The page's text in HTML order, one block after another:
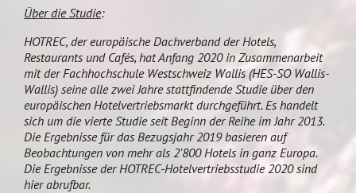
Über die Studie:
HOTREC, der europäische Dachverband der Hotels,
Restaurants und Cafés, hat Anfang 2020 in Zusammenarbeit
mit der Fachhochschule Westschweiz Wallis (HES-SO Wallis-
Wallis) seine alle zwei Jahre stattfindende Studie über den
europäischen Hotelvertriebsmarkt durchgeführt. Es handelt
sich um die vierte Studie seit Beginn der Reihe im Jahr 2013.
Die Ergebnisse für das Bezugsjahr 2019 basieren auf
Beobachtungen von mehr als 2'800 Hotels in ganz Europa.
Die Ergebnisse der HOTREC-Hotelvertriebsstudie 2020 sind
hier abrufbar.